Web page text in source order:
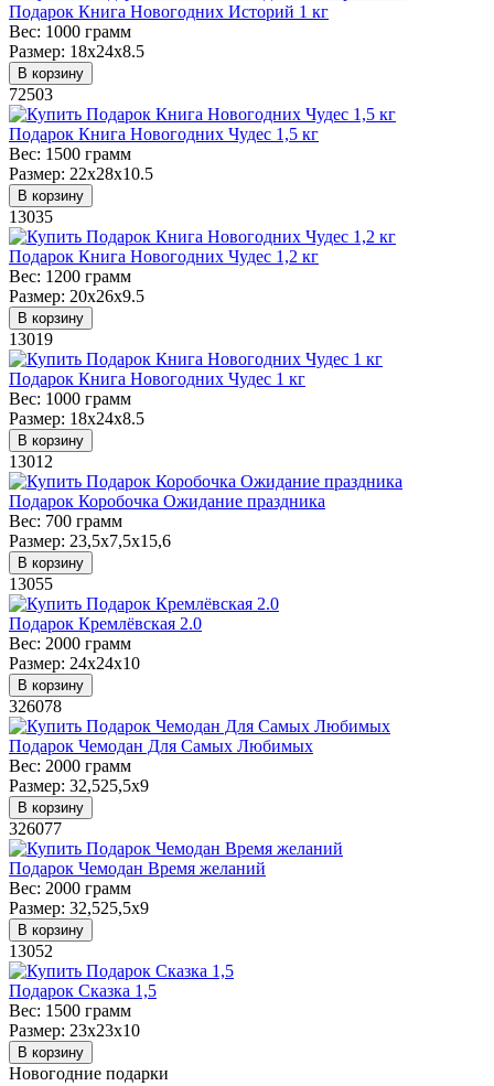
Подарок Книга Новогодних Историй 1 кг
Вес: 1000 грамм
Размер: 18х24х8.5
В корзину
72503
Подарок Книга Новогодних Чудес 1,5 кг
Вес: 1500 грамм
Размер: 22х28х10.5
В корзину
13035
Подарок Книга Новогодних Чудес 1,2 кг
Вес: 1200 грамм
Размер: 20х26х9.5
В корзину
13019
Подарок Книга Новогодних Чудес 1 кг
Вес: 1000 грамм
Размер: 18х24х8.5
В корзину
13012
Подарок Коробочка Ожидание праздника
Вес: 700 грамм
Размер: 23,5х7,5х15,6
В корзину
13055
Подарок Кремлёвская 2.0
Вес: 2000 грамм
Размер: 24х24х10
В корзину
326078
Подарок Чемодан Для Самых Любимых
Вес: 2000 грамм
Размер: 32,525,5х9
В корзину
326077
Подарок Чемодан Время желаний
Вес: 2000 грамм
Размер: 32,525,5х9
В корзину
13052
Подарок Сказка 1,5
Вес: 1500 грамм
Размер: 23х23х10
В корзину
Новогодние подарки